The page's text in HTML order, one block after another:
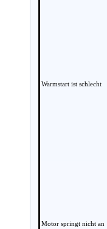
Warmstart ist schlecht
Motor springt nicht an